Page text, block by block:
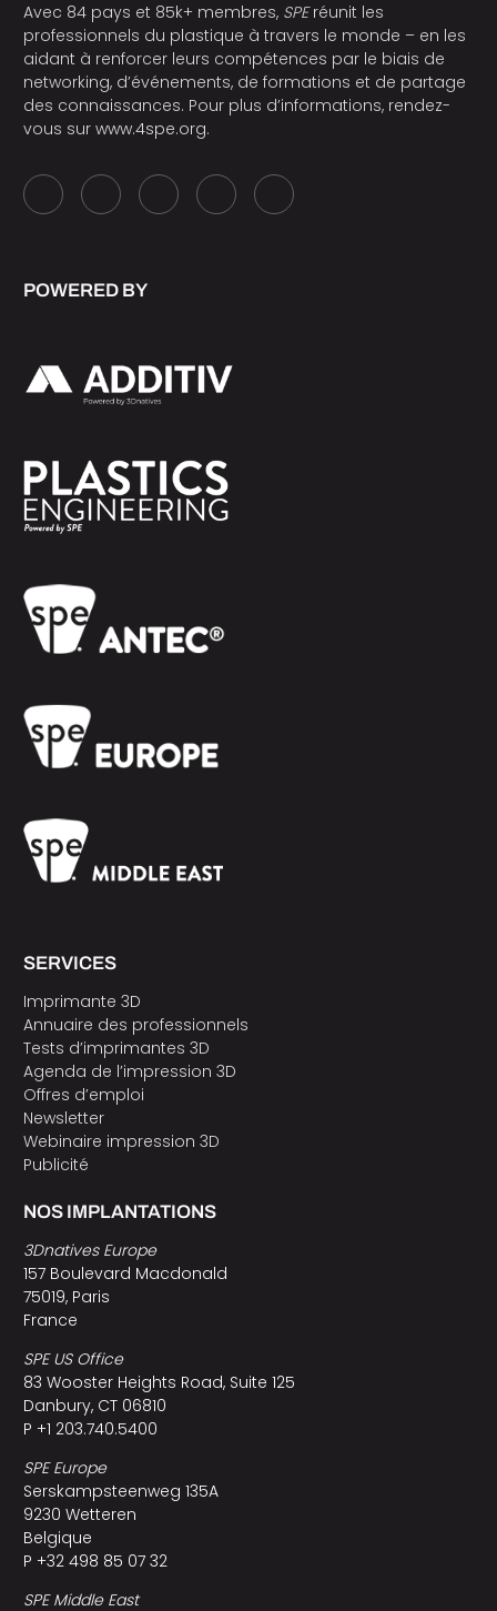
Avec 84 pays et 85k+ membres, SPEréunit les
professionnels du plastique à travers le monde – en les
aidant à renforcer leurs compétences par le biais de
networking, d’événements, de formations et de partage
des connaissances. Pour plus d’informations, rendez-
vous sur www.4spe.org.
POWERED BY
SERVICES
Imprimante 3D
Annuaire des professionnels
Tests d’imprimantes 3D
Agenda de l’impression 3D
Offres d’emploi
Newsletter
Webinaire impression 3D
Publicité
NOS IMPLANTATIONS
3Dnatives Europe
157 Boulevard Macdonald
75019, Paris
France
SPE US Office
83 Wooster Heights Road, Suite 125
Danbury, CT 06810
P +1 203.740.5400
SPE Europe
Serskampsteenweg 135A
9230 Wetteren
Belgique
P +32 498 85 07 32
SPE Middle East